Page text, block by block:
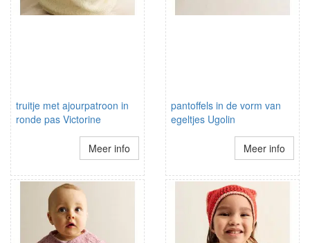
truitje met ajourpatroon in
ronde pas Victorine
Meer info
pantoffels in de vorm van
egeltjes Ugolin
Meer info